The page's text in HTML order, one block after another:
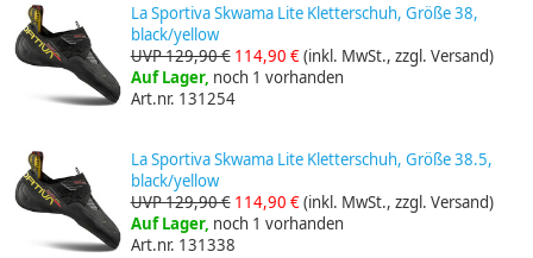
La Sportiva Skwama Lite Kletterschuh, Größe 38,
black/yellow
UVP 129,90 € 114,90 €(inkl. MwSt., zzgl. Versand)
Auf Lager, noch 1 vorhanden
Art.nr. 131254
La Sportiva Skwama Lite Kletterschuh, Größe 38.5,
black/yellow
UVP 129,90 € 114,90 €(inkl. MwSt., zzgl. Versand)
Auf Lager, noch 1 vorhanden
Art.nr. 131338